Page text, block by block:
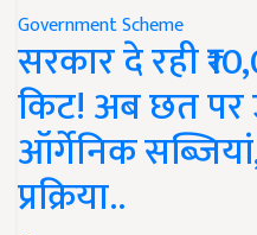
Government Scheme
सरकार दे रही
किट! अब छत पर
ऑर्गेनिक
प्रक्रिया..